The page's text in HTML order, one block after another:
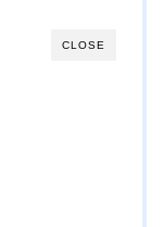
CLOSE